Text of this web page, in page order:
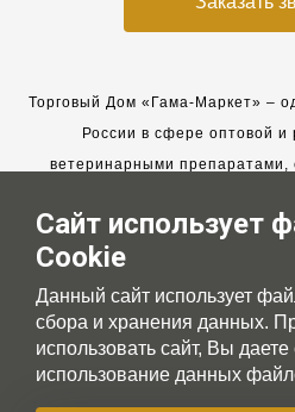
Торговый Дом «Гама-Маркет» –
России в сфере оптовой и
ветеринарными препаратами,
Мы работаем с 2005 года. Мы
новых клиентов и всегда
долгосрочные
Сайт использует
Cookie
Данный сайт использует
сбора и хранения данных.
использовать сайт, Вы
использование данных